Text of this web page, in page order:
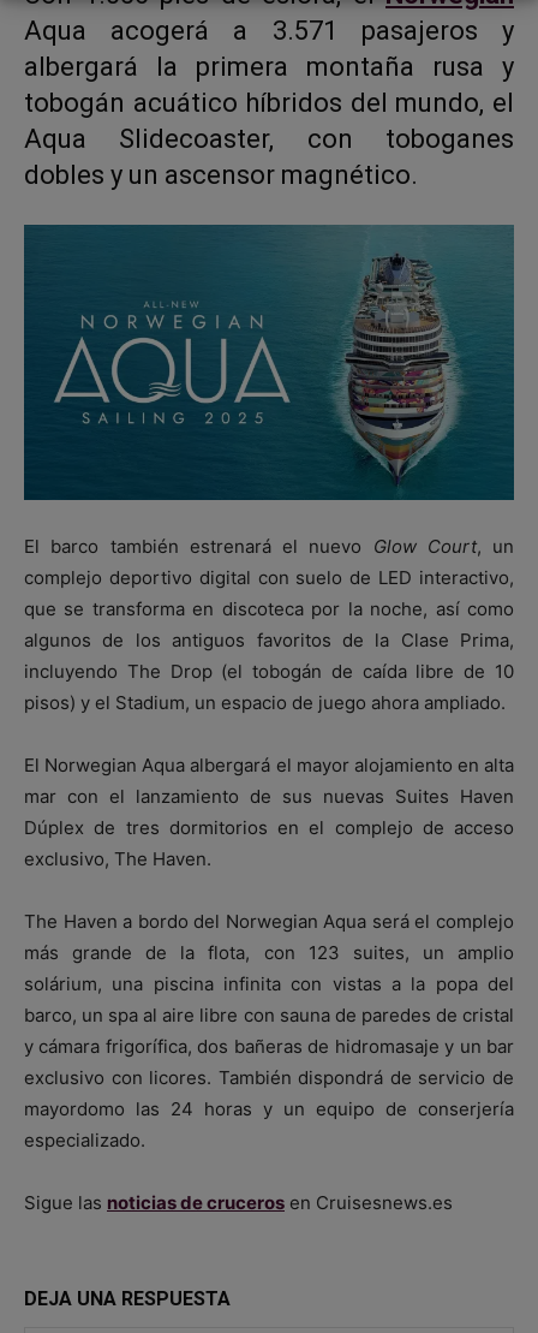
Aqua acogerá a 3.571 pasajeros y
albergará la primera montaña rusa y
tobogán acuático híbridos del mundo, el
Aqua Slidecoaster, con toboganes
dobles y un ascensor magnético.
El barco también estrenará el nuevo Glow Court, un
complejo deportivo digital con suelo de LED interactivo,
que se transforma en discoteca por la noche, así como
algunos de los antiguos favoritos de la Clase Prima,
incluyendo The Drop (el tobogán de caída libre de 10
pisos) y el Stadium, un espacio de juego ahora ampliado.
El Norwegian Aqua albergará el mayor alojamiento en alta
mar con el lanzamiento de sus nuevas Suites Haven
Dúplex de tres dormitorios en el complejo de acceso
exclusivo, The Haven.
The Haven a bordo del Norwegian Aqua será el complejo
más grande de la flota, con 123 suites, un amplio
solárium, una piscina infinita con vistas a la popa del
barco, un spa al aire libre con sauna de paredes de cristal
y cámara frigorífica, dos bañeras de hidromasaje y un bar
exclusivo con licores. También dispondrá de servicio de
mayordomo las 24 horas y un equipo de conserjería
especializado.
Sigue las noticias de cruceros en Cruisesnews.es
DEJA UNA RESPUESTA